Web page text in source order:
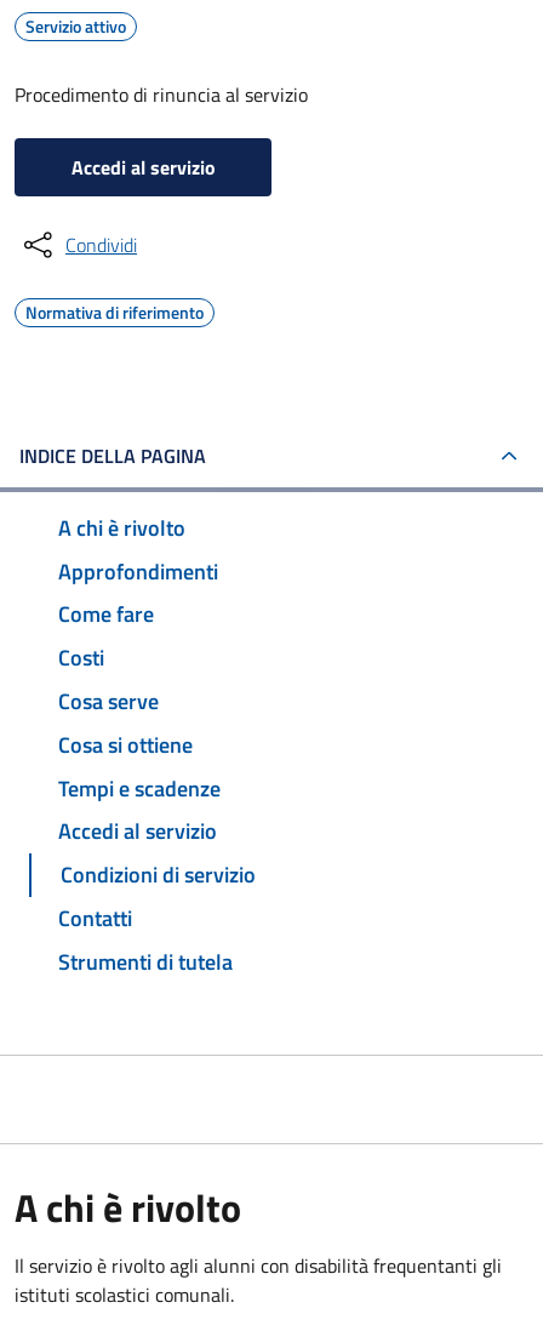
Servizio attivo
Procedimento di rinuncia al servizio
Accedi al servizio
Condividi
Normativa di riferimento
INDICE DELLA PAGINA
A chi è rivolto
Approfondimenti
Come fare
Costi
Cosa serve
Cosa si ottiene
Tempi e scadenze
Accedi al servizio
Condizioni di servizio
Contatti
Strumenti di tutela
A chi è rivolto
Il servizio è rivolto agli alunni con disabilità frequentanti gli
istituti scolastici comunali.